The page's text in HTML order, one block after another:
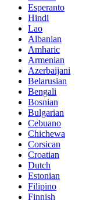
Esperanto
Hindi
Lao
Albanian
Amharic
Armenian
Azerbaijani
Belarusian
Bengali
Bosnian
Bulgarian
Cebuano
Chichewa
Corsican
Croatian
Dutch
Estonian
Filipino
Finnish